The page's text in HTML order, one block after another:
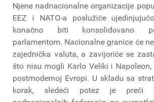
Njene nadnacionalne organizacije
EEZ i NATO-a poslužiće
konačno biti konsolidovano
parlamentom. Nacionalne granice će
zajednička valuta, a zavijoriće se
što nisu mogli Karlo Veliki i Napoleon,
postmodernoj Evropi. U skladu sa
korak, sledeći potez je preći